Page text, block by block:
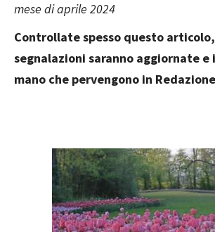
mese di aprile 2024
Controllate spesso questo
segnalazioni saranno aggiornate
mano che pervengono in Redazione